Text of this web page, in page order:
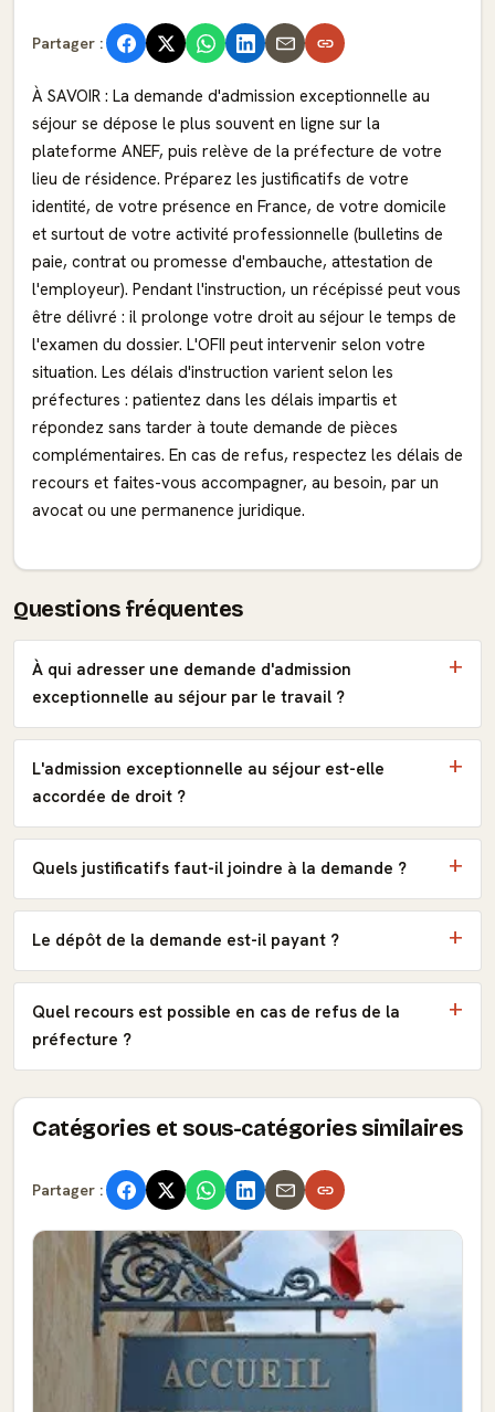
Partager :
À SAVOIR : La demande d'admission exceptionnelle au
séjour se dépose le plus souvent en ligne sur la
plateforme ANEF, puis relève de la préfecture de votre
lieu de résidence. Préparez les justificatifs de votre
identité, de votre présence en France, de votre domicile
et surtout de votre activité professionnelle (bulletins de
paie, contrat ou promesse d'embauche, attestation de
l'employeur). Pendant l'instruction, un récépissé peut vous
être délivré : il prolonge votre droit au séjour le temps de
l'examen du dossier. L'OFII peut intervenir selon votre
situation. Les délais d'instruction varient selon les
préfectures : patientez dans les délais impartis et
répondez sans tarder à toute demande de pièces
complémentaires. En cas de refus, respectez les délais de
recours et faites-vous accompagner, au besoin, par un
avocat ou une permanence juridique.
Questions fréquentes
À qui adresser une demande d'admission
exceptionnelle au séjour par le travail ?
L'admission exceptionnelle au séjour est-elle
accordée de droit ?
Quels justificatifs faut-il joindre à la demande ?
Le dépôt de la demande est-il payant ?
Quel recours est possible en cas de refus de la
préfecture ?
Catégories et sous-catégories similaires
Partager :